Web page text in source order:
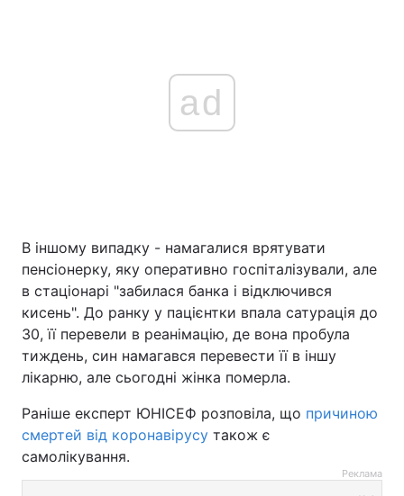
ad
В іншому випадку - намагалися врятувати
пенсіонерку, яку оперативно госпіталізували, але
в стаціонарі "забилася банка і відключився
кисень". До ранку у пацієнтки впала сатурація до
30, її перевели в реанімацію, де вона пробула
тиждень, син намагався перевести її в іншу
лікарню, але сьогодні жінка померла.
Раніше експерт ЮНІСЕФ розповіла, що причиною
смертей від коронавірусу також є
самолікування.
Реклама